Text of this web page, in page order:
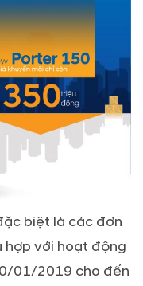
biệt là các đơn
hợp với hoạt động
01/2019 cho đến